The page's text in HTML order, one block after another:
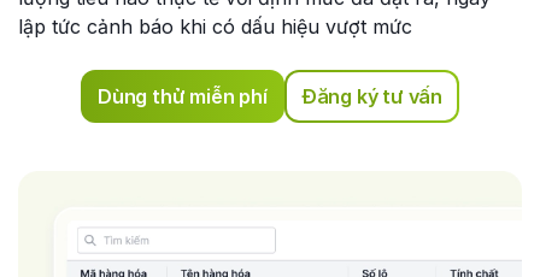
lập tức cảnh báo khi có dấu hiệu vượt mức
Dùng thử miễn phí Đăng ký tư vấn